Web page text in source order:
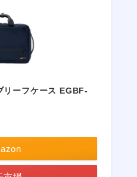
ーフケース EGBF-